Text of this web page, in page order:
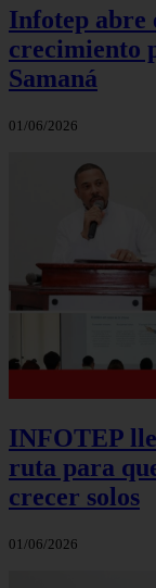
Infotep abre
crecimiento
Samaná
01/06/2026
INFOTEP
ruta para
crecer solos
01/06/2026